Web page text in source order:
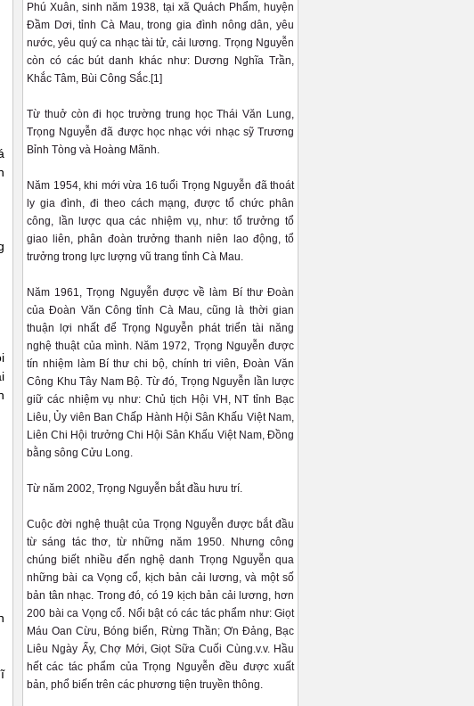
Phú Xuân, sinh năm 1938, tại xã Quách Phẩm, huyện
Đầm Dơi, tỉnh Cà Mau, trong gia đình nông dân, yêu
nước, yêu quý ca nhạc tài tử, cải lương. Trọng Nguyễn
còn có các bút danh khác như: Dương Nghĩa Trần,
Khắc Tâm, Bùi Công Sắc.[1]
Từ thuở còn đi học trường trung học Thái Văn Lung,
Trọng Nguyễn đã được học nhạc với nhạc sỹ Trương
Bỉnh Tòng và Hoàng Mãnh.
Năm 1954, khi mới vừa 16 tuổi Trọng Nguyễn đã thoát
ly gia đình, đi theo cách mạng, được tổ chức phân
công, lần lược qua các nhiệm vụ, như: tổ trưởng tổ
giao liên, phân đoàn trưởng thanh niên lao động, tổ
trưởng trong lực lượng vũ trang tỉnh Cà Mau.
Năm 1961, Trọng Nguyễn được về làm Bí thư Đoàn
của Đoàn Văn Công tỉnh Cà Mau, cũng là thời gian
thuận lợi nhất để Trọng Nguyễn phát triển tài năng
nghệ thuật của mình. Năm 1972, Trọng Nguyễn được
tín nhiệm làm Bí thư chi bộ, chính tri viên, Đoàn Văn
Công Khu Tây Nam Bộ. Từ đó, Trọng Nguyễn lần lược
giữ các nhiệm vụ như: Chủ tịch Hội VH, NT tỉnh Bạc
Liêu, Ủy viên Ban Chấp Hành Hội Sân Khấu Việt Nam,
Liên Chi Hội trưởng Chi Hội Sân Khấu Việt Nam, Đồng
bằng sông Cửu Long.
Từ năm 2002, Trọng Nguyễn bắt đầu hưu trí.
Cuộc đời nghệ thuật của Trọng Nguyễn được bắt đầu
từ sáng tác thơ, từ những năm 1950. Nhưng công
chúng biết nhiều đến nghệ danh Trọng Nguyễn qua
những bài ca Vọng cổ, kịch bản cải lương, và một số
bản tân nhạc. Trong đó, có 19 kịch bản cải lương, hơn
200 bài ca Vọng cổ. Nổi bật có các tác phẩm như: Giọt
Máu Oan Cừu, Bóng biển, Rừng Thần; Ơn Đảng, Bạc
Liêu Ngày Ấy, Chợ Mới, Giọt Sữa Cuối Cùng.v.v. Hầu
hết các tác phẩm của Trọng Nguyễn đều được xuất
bản, phổ biến trên các phương tiện truyền thông.